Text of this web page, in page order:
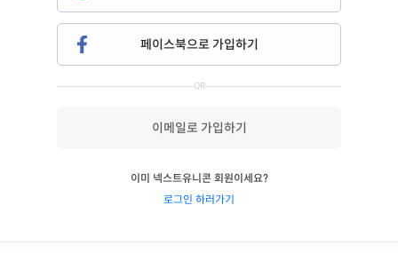
페이스북으로 가입하기
OR
이메일로 가입하기
이미 넥스트유니콘 회원이세요?
로그인 하러가기